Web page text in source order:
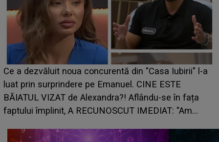
HOROSCOP de weekend, 8-9 august 2026. Zodia
care riscă să rămână fără bani. O decizie luată în
grabă îi aduce pierderi semnificative și îi dă toate
planurile peste cap